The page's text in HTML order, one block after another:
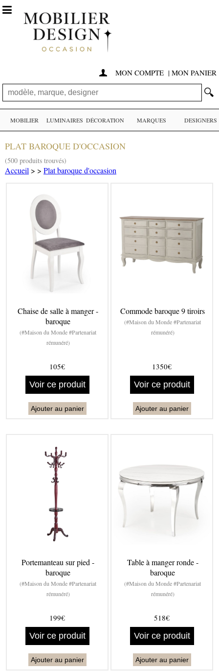
 MON COMPTE | MON PANIER
🔍

MOBILIER LUMINAIRES DÉCORATION MARQUES DESIGNERS
PLAT BAROQUE D'OCCASION
(500 produits trouvés)
Accueil > > Plat baroque d'occasion
Chaise de salle à manger -
baroque
(#Maison du Monde #Partenariat
rémunéré)
105€
Voir ce produit
Ajouter au panier
Commode baroque 9 tiroirs
(#Maison du Monde #Partenariat
rémunéré)
1350€
Voir ce produit
Ajouter au panier
Portemanteau sur pied -
baroque
(#Maison du Monde #Partenariat
rémunéré)
199€
Voir ce produit
Ajouter au panier
Table à manger ronde -
baroque
(#Maison du Monde #Partenariat
rémunéré)
518€
Voir ce produit
Ajouter au panier